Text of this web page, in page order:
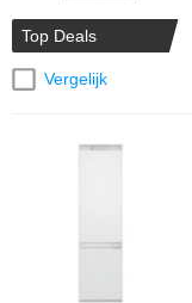
Top Deals
Vergelijk